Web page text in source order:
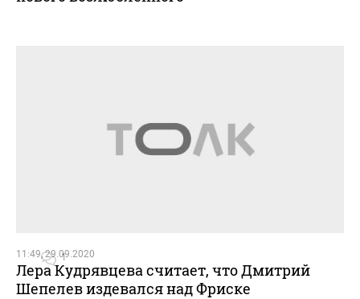
11:49, 29.09.2020
1
Лера Кудрявцева считает, что Дмитрий
Шепелев издевался над Фриске